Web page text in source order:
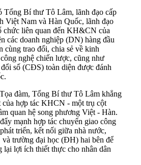
Tổng Bí thư Tô Lâm, lãnh đạo cấp
Việt Nam và Hàn Quốc, lãnh đạo
chức liên quan đến KH&CN của
các doanh nghiệp (DN) hàng đầu
cùng trao đổi, chia sẻ về kinh
nghệ chiến lược, cũng như
số (CĐS) toàn diện được đánh
đàm, Tổng Bí thư Tô Lâm khẳng
của hợp tác KHCN - một trụ cột
quan hệ song phương Việt - Hàn.
mạnh hợp tác chuyển giao công
triển, kết nối giữa nhà nước,
trường đại học (ĐH) hai bên để
lại lợi ích thiết thực cho nhân dân